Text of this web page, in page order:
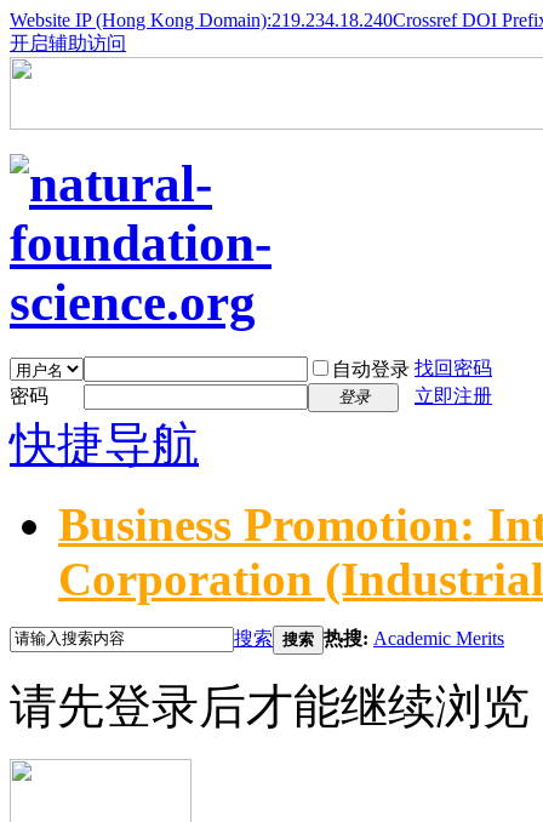
Website IP (Hong Kong Domain):219.234.18.240Crossref DOI
开启辅助访问
自动登录 找回密码
密码
登录 立即注册
快捷导航
Business Promotion:
Corporation
搜索 搜索 热搜: Academic Merits
请先登录后才能继续浏览